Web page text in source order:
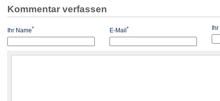
Kommentar verfassen
Ihr Name* E-Mail *